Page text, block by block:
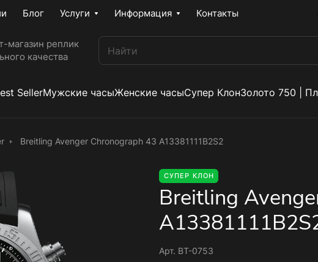
Блог Услуги Информация Контакты
магазин реплик
качества
SellerМужские часыЖенские часыСупер КлонЗолото 750 |
Breitling Avenger Chronograph 43 A13381111B2S2
СУПЕР КЛОН
Breitling
Арт. BT-0753